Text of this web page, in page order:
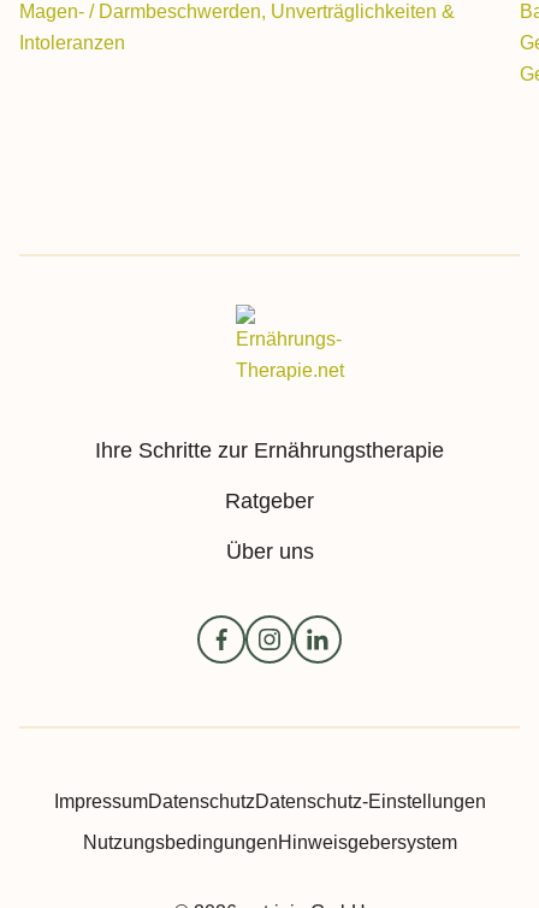
Magen- / Darmbeschwerden, Unverträglichkeiten &
Intoleranzen
Ihre Schritte zur Ernährungstherapie
Ratgeber
Über uns
ImpressumDatenschutzDatenschutz-Einstellungen
NutzungsbedingungenHinweisgebersystem